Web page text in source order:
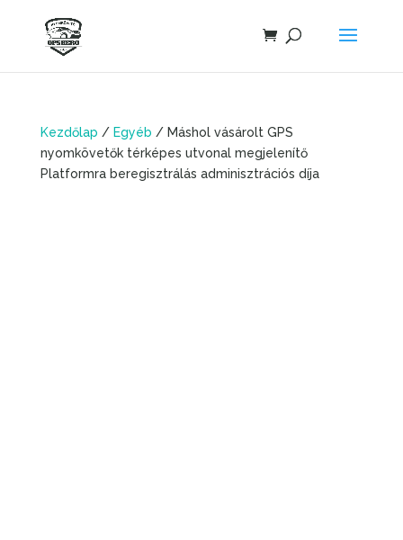
Kezdőlap / Egyéb / Máshol vásárolt GPS
nyomkövetők térképes utvonal megjelenítő
Platformra beregisztrálás adminisztrációs díja